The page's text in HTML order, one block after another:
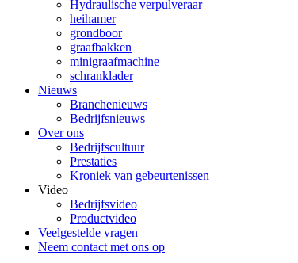
Hydraulische verpulveraar
heihamer
grondboor
graafbakken
minigraafmachine
schranklader
Nieuws
Branchenieuws
Bedrijfsnieuws
Over ons
Bedrijfscultuur
Prestaties
Kroniek van gebeurtenissen
Video
Bedrijfsvideo
Productvideo
Veelgestelde vragen
Neem contact met ons op